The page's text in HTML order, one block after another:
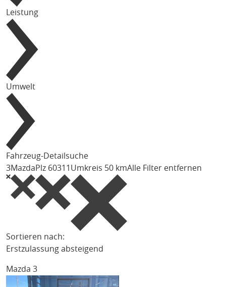
Leistung
Umwelt
Fahrzeug-Detailsuche
3MazdaPlz 60311 Umkreis 50 kmAlle Filter entfernen
Sortieren nach:
Erstzulassung absteigend
Mazda 3